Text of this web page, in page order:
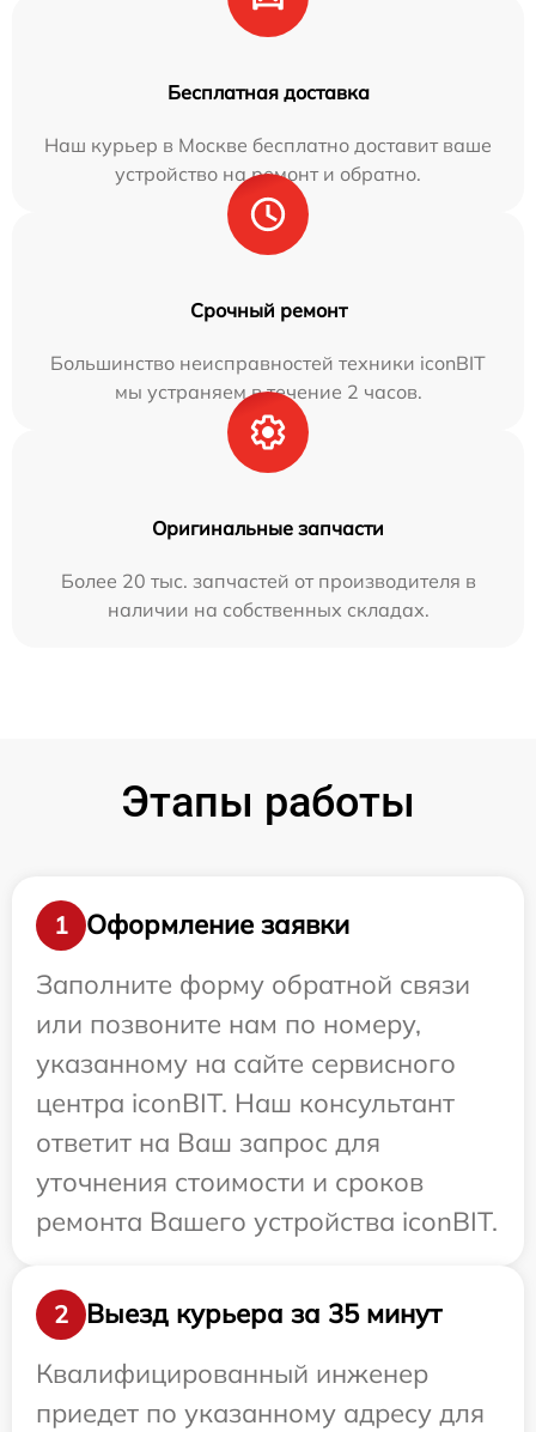
Бесплатная доставка
Наш курьер в Москве бесплатно доставит ваше
устройство на ремонт и обратно.
Срочный ремонт
Большинство неисправностей техники iconBIT
мы устраняем в течение 2 часов.
Оригинальные запчасти
Более 20 тыс. запчастей от производителя в
наличии на собственных складах.
Этапы работы
1
Оформление заявки
Заполните форму обратной связи
или позвоните нам по номеру,
указанному на сайте сервисного
центра iconBIT. Наш консультант
ответит на Ваш запрос для
уточнения стоимости и сроков
ремонта Вашего устройства iconBIT.
2
Выезд курьера за 35 минут
Квалифицированный инженер
приедет по указанному адресу для